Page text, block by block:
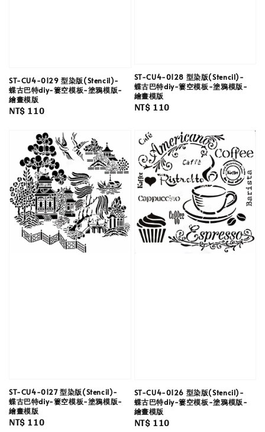
ST-CU4-0129 型染版(Stencil)-
蝶古巴特diy-簍空模板-塗鴉模版-
繪畫模版
Regular
NT$ 110
ST-CU4-0128 型染版(Stencil)-
蝶古巴特diy-簍空模板-塗鴉模版-
繪畫模版
Regular
NT$ 110
ST-CU4-0127 型染版(Stencil)-
蝶古巴特diy-簍空模板-塗鴉模版-
繪畫模版
Regular
NT$ 110
ST-CU4-0126 型染版(Stencil)-
蝶古巴特diy-簍空模板-塗鴉模版-
繪畫模版
Regular
NT$ 110